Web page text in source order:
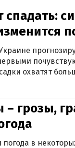
охватят
грозы,
в